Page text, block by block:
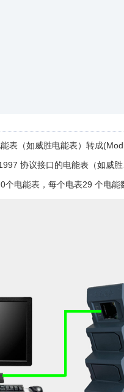
表（如威胜电能表）转成
协议接口的电能表（如威
个电能表，每个电表29 个电